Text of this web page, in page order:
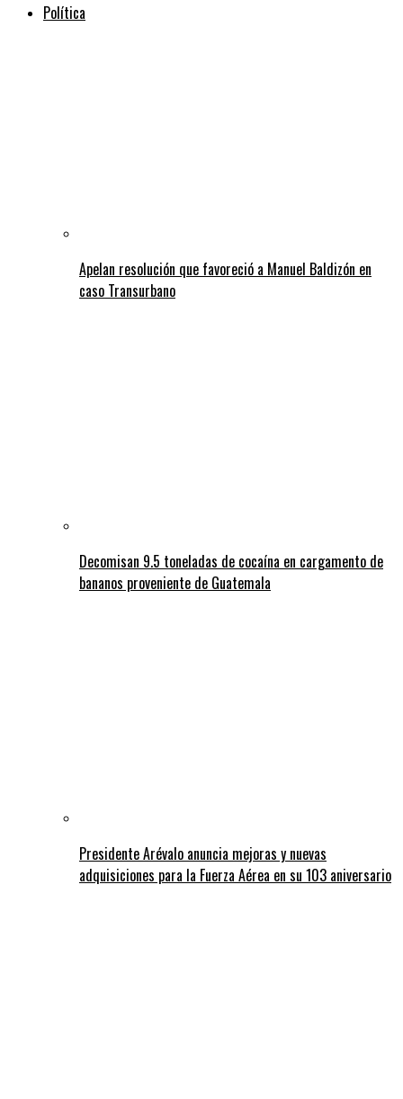
Política
Apelan resolución que favoreció a Manuel Baldizón en
caso Transurbano
Decomisan 9.5 toneladas de cocaína en cargamento de
bananos proveniente de Guatemala
Presidente Arévalo anuncia mejoras y nuevas
adquisiciones para la Fuerza Aérea en su 103 aniversario